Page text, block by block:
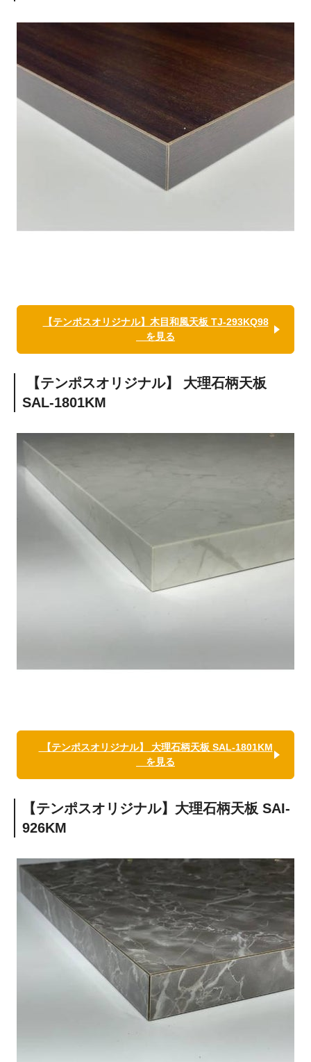
【テンポスオリジナル】木目和風天板 TJ-293KQ98
を見る
【テンポスオリジナル】 大理石柄天板
SAL-1801KM
【テンポスオリジナル】 大理石柄天板 SAL-1801KM
を見る
【テンポスオリジナル】大理石柄天板 SAI-
926KM